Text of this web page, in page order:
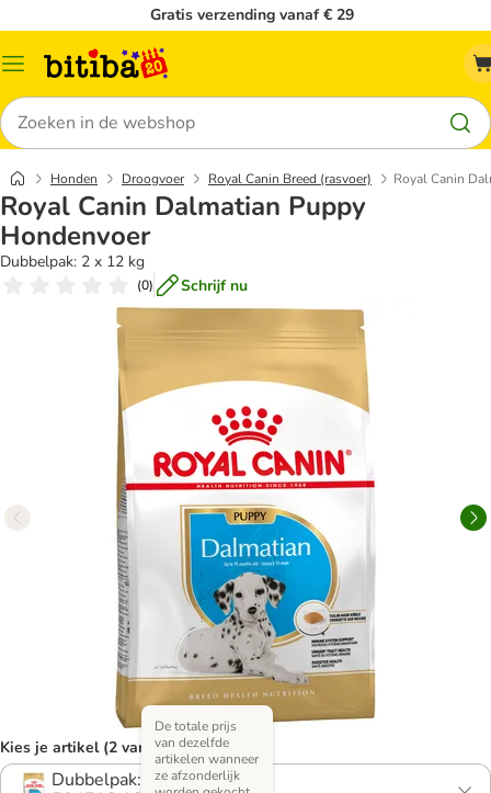
Gratis verzending vanaf € 29
Catalogusmenu
Zoeken
Honden Droogvoer Royal Canin Breed (rasvoer) Royal Canin
Royal Canin Dalmatian Puppy
Hondenvoer
Dubbelpak: 2 x 12 kg
(0) Schrijf nu
Kies je artikel (2 varianten)
Dubbelpak: 2 x 12 kg
De totale prijs
van dezelfde
artikelen wanneer
ze afzonderlijk